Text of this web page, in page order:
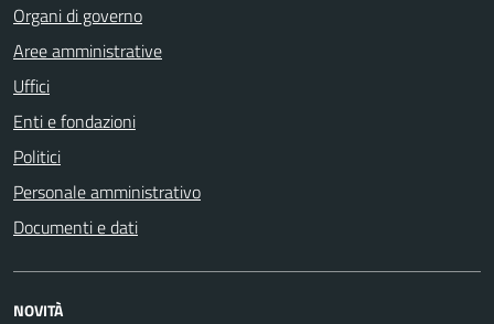
Organi di governo
Aree amministrative
Uffici
Enti e fondazioni
Politici
Personale amministrativo
Documenti e dati
NOVITÀ